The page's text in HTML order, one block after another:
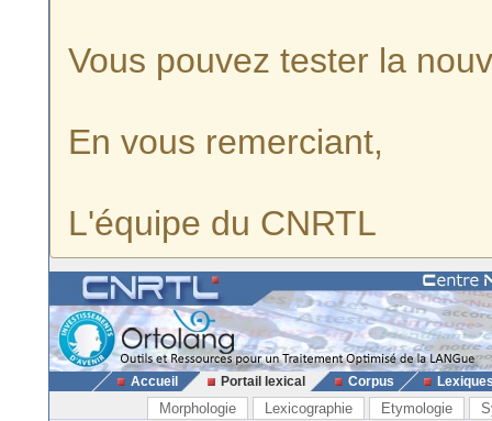
Vous pouvez tester la
En vous remerciant,
L'équipe du CNRTL
Accueil Portail lexical Corpus
Morphologie Lexicographie Etymologie